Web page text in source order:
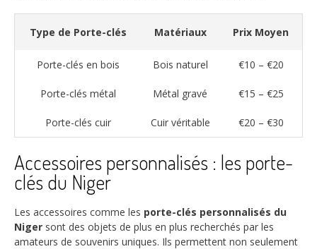
Type de Porte-clés Matériaux Prix Moyen
Porte-clés en bois Bois naturel €10 – €20
Porte-clés métal Métal gravé €15 – €25
Porte-clés cuir Cuir véritable €20 – €30
Accessoires personnalisés : les porte-
clés du Niger
Les accessoires comme les porte-clés personnalisés du
Niger sont des objets de plus en plus recherchés par les
amateurs de souvenirs uniques. Ils permettent non seulement